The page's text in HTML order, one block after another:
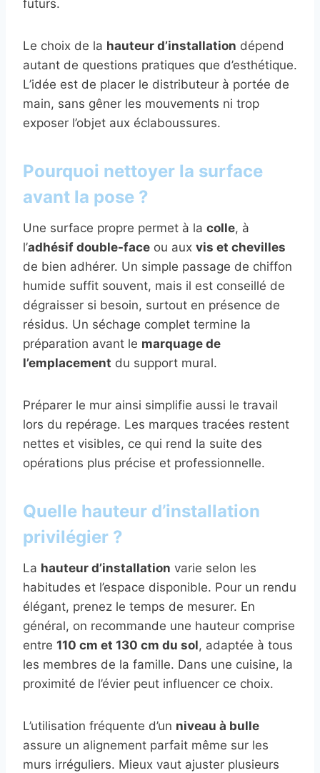
futurs.
Le choix de la hauteur d’installation dépend
autant de questions pratiques que d’esthétique.
L’idée est de placer le distributeur à portée de
main, sans gêner les mouvements ni trop
exposer l’objet aux éclaboussures.
Pourquoi nettoyer la surface
avant la pose ?
Une surface propre permet à la colle, à
l’adhésif double-face ou aux vis et chevilles
de bien adhérer. Un simple passage de chiffon
humide suffit souvent, mais il est conseillé de
dégraisser si besoin, surtout en présence de
résidus. Un séchage complet termine la
préparation avant le marquage de
l’emplacement du support mural.
Préparer le mur ainsi simplifie aussi le travail
lors du repérage. Les marques tracées restent
nettes et visibles, ce qui rend la suite des
opérations plus précise et professionnelle.
Quelle hauteur d’installation
privilégier ?
La hauteur d’installation varie selon les
habitudes et l’espace disponible. Pour un rendu
élégant, prenez le temps de mesurer. En
général, on recommande une hauteur comprise
entre 110 cm et 130 cm du sol, adaptée à tous
les membres de la famille. Dans une cuisine, la
proximité de l’évier peut influencer ce choix.
L’utilisation fréquente d’un niveau à bulle
assure un alignement parfait même sur les
murs irréguliers. Mieux vaut ajuster plusieurs